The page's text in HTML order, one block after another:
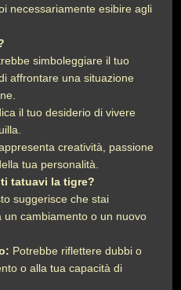
necessariamente esibire agli
simboleggiare il tuo
affrontare una situazione
il tuo desiderio di vivere
creatività, passione
tua personalità.
tatuavi la tigre?
suggerisce che stai
un cambiamento o un nuovo
Potrebbe riflettere dubbi o
o alla tua capacità di